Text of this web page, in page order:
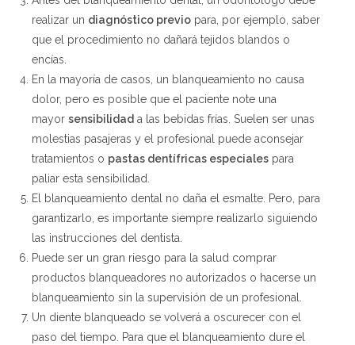
realizar un diagnóstico previo para, por ejemplo, saber
que el procedimiento no dañará tejidos blandos o
encías.
En la mayoría de casos, un blanqueamiento no causa
dolor, pero es posible que el paciente note una
mayor sensibilidad a las bebidas frías. Suelen ser unas
molestias pasajeras y el profesional puede aconsejar
tratamientos o pastas dentífricas especiales para
paliar esta sensibilidad.
El blanqueamiento dental no daña el esmalte. Pero, para
garantizarlo, es importante siempre realizarlo siguiendo
las instrucciones del dentista.
Puede ser un gran riesgo para la salud comprar
productos blanqueadores no autorizados o hacerse un
blanqueamiento sin la supervisión de un profesional.
Un diente blanqueado se volverá a oscurecer con el
paso del tiempo. Para que el blanqueamiento dure el